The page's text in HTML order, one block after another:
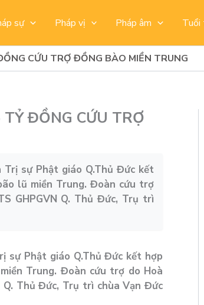
sự Pháp vị Pháp âm Tuổi
CỨU TRỢ ĐỒNG BÀO MIỀN TRUNG
ĐỒNG CỨU TRỢ
Trị sự Phật giáo Q.Thủ Đức kết
lũ miền Trung. Đoàn cứu trợ
GHPGVN Q. Thủ Đức, Trụ trì
sự Phật giáo Q.Thủ Đức kết hợp
Trung. Đoàn cứu trợ do Hoà
Q. Thủ Đức, Trụ trì chùa Vạn Đức